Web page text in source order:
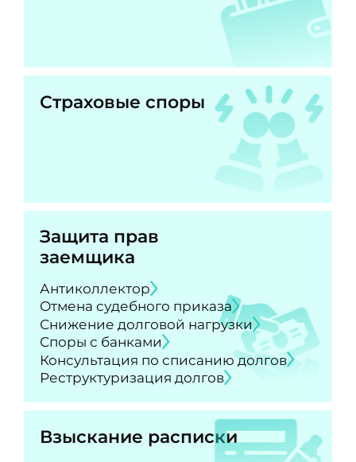
Страховые споры
Защита прав
заемщика
Антиколлектор
Отмена судебного приказа
Снижение долговой нагрузки
Споры с банками
Консультация по списанию долгов
Реструктуризация долгов
Взыскание расписки